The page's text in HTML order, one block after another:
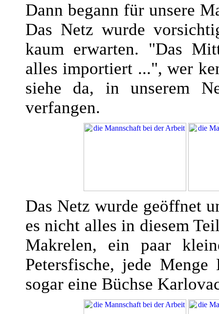
Dann begann für unsere
Das Netz wurde
kaum erwarten. "Das
alles importiert ...", wer
siehe da, in unserem
verfangen.
Das Netz wurde geöffnet
es nicht alles in diesem
Makrelen, ein paar
Petersfische, jede
sogar eine Büchse